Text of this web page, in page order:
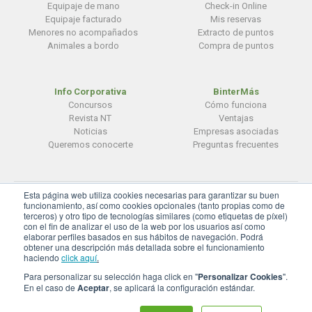
Esta página web utiliza cookies necesarias para garantizar su buen
funcionamiento, así como cookies opcionales (tanto propias como de
terceros) y otro tipo de tecnologías similares (como etiquetas de píxel)
con el fin de analizar el uso de la web por los usuarios así como
elaborar perfiles basados en sus hábitos de navegación. Podrá
obtener una descripción más detallada sobre el funcionamiento
haciendo click aquí.
Para personalizar su selección haga click en "Personalizar Cookies".
En el caso de Aceptar, se aplicará la configuración estándar.
Equipaje de mano
Equipaje facturado
Menores no acompañados
Animales a bordo
Check-in Online
Mis reservas
Extracto de puntos
Compra de puntos
Info Corporativa
Concursos
Revista NT
Noticias
Queremos conocerte
BinterMás
Cómo funciona
Ventajas
Empresas asociadas
Preguntas frecuentes
© BinterCanarias
Aviso legal|Privacidad|Cookies
Configuración de cookies